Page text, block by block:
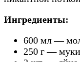
Ингредиенты:
600 мл —
250 г — муки